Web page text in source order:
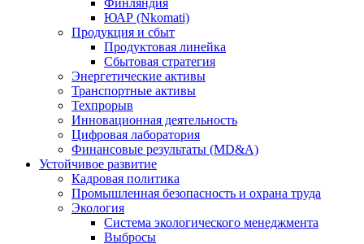
Финляндия
ЮАР (Nkomati)
Продукция и сбыт
Продуктовая линейка
Сбытовая стратегия
Энергетические активы
Транспортные активы
Техпрорыв
Инновационная деятельность
Цифровая лаборатория
Финансовые результаты (MD&A)
Устойчивое развитие
Кадровая политика
Промышленная безопасность и охрана труда
Экология
Система экологического менеджмента
Выбросы